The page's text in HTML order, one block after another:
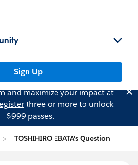
Sign Up
and maximize your impact at
three or more to unlock
$999 passes.
TOSHIHIRO EBATA's Question